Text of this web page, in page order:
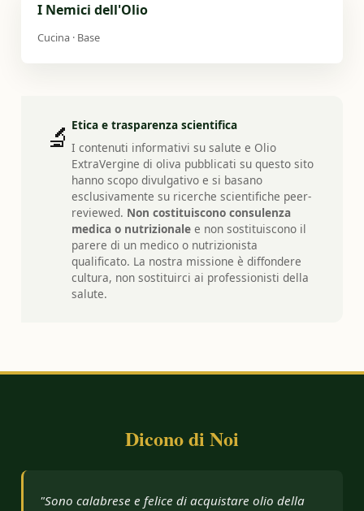
I Nemici dell'Olio
Cucina · Base
🔬Etica e trasparenza scientifica
I contenuti informativi su salute e Olio
ExtraVergine di oliva pubblicati su questo sito
hanno scopo divulgativo e si basano
esclusivamente su ricerche scientifiche peer-
reviewed. Non costituiscono consulenza
medica o nutrizionale e non sostituiscono il
parere di un medico o nutrizionista
qualificato. La nostra missione è diffondere
cultura, non sostituirci ai professionisti della
salute.
Dicono di Noi
"Sono calabrese e felice di acquistare olio della